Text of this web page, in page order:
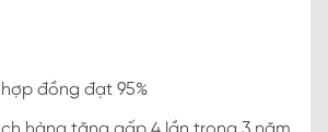
hợp đồng đạt 95%